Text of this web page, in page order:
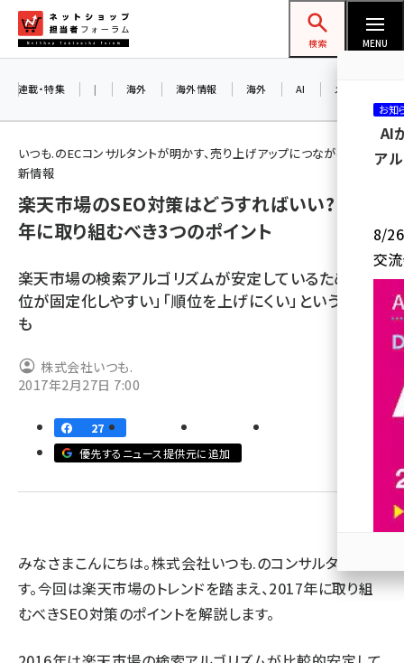
ン
ネットショップ担当者フォーラム
検索 MENU
amazon (2245)
yahoo (1900)
楽天 (1871)
ecbeing (1207)
base (1071)
revico (739)
連載・特集 | 海外 海外情報 海外 AI メタバース
いつも.のECコンサルタントが明かす、売り上げアップにつながるEC最
新情報
楽天市場のSEO対策はどうすればいい? 2017
年に取り組むべき3つのポイント
楽天市場の検索アルゴリズムが安定しているため、「順
位が固定化しやすい」「順位を上げにくい」という課題
も
株式会社いつも.
2017年2月27日 7:00
27
優先するニュース提供元に追加
みなさまこんにちは。株式会社いつも.のコンサルタントで
す。今回は楽天市場のトレンドを踏まえ、2017年に取り組
むべきSEO対策のポイントを解説します。
お知
AI
ア
8/26
交
参